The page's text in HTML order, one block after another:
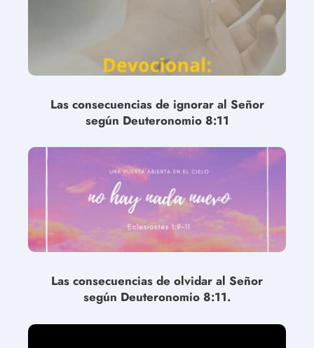
Las consecuencias de ignorar al Señor
según Deuteronomio 8:11
Las consecuencias de olvidar al Señor
según Deuteronomio 8:11.